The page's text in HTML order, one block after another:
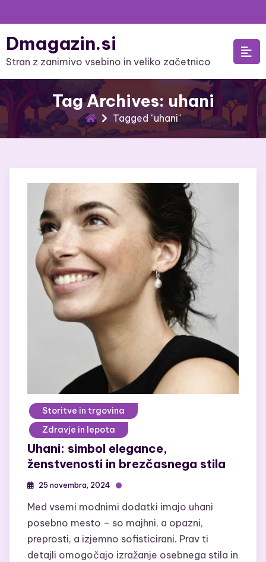
to
content
Dmagazin.si
Stran z zanimivo vsebino in veliko začetnico
Tag Archives: uhani
Tagged "uhani"
Storitve in trgovina
Zdravje in lepota
Uhani: simbol elegance,
ženstvenosti in brezčasnega stila
25 novembra, 2024
Med vsemi modnimi dodatki imajo uhani
posebno mesto – so majhni, a opazni,
preprosti, a izjemno sofisticirani. Prav ti
detajli omogočajo izražanje osebnega stila in